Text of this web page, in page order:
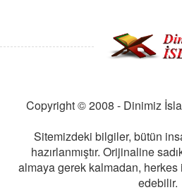
Copyright © 2008 - Dinimiz
Sitemizdeki bilgiler, bütün
hazırlanmıştır. Orijinaline
almaya gerek kalmadan,
edebilir.